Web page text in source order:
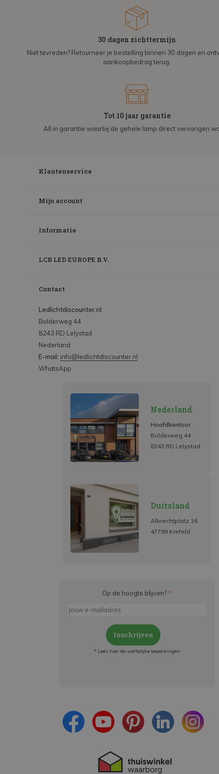
30 dagen zichttermijn
Niet tevreden? Retourneer je bestelling binnen 30 dagen en
aankoopbedrag terug.
Tot 10 jaar garantie
All in garantie waarbij de gehele lamp direct vervangen
Klantenservice
Mijn account
Informatie
LCB LED EUROPE B.V.
Contact
Ledlichtdiscounter.nl
Bolderweg 44
8243 RD Lelystad
Nederland
E-mail: info@ledlichtdiscounter.nl
WhatsApp
Nederland
Hoofdkantoor
Bolderweg 44
8243 RD Lelystad
Duitsland
Albrechtplatz 16
47799 Krefeld
Op de hoogte blijven? *
Inschrijven
* Lees hier de wettelijke beperkingen